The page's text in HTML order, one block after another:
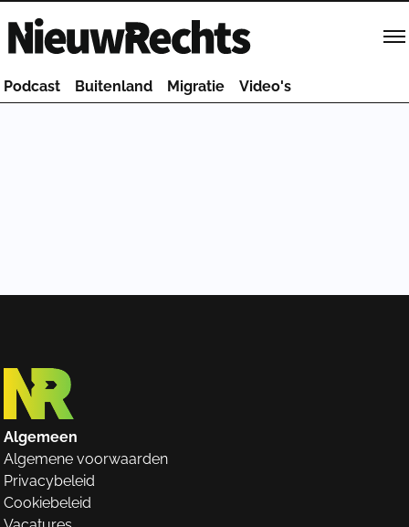
Homepage van NieuwRechts
Podcast Buitenland Migratie Video's
Algemeen
Algemene voorwaarden
Privacybeleid
Cookiebeleid